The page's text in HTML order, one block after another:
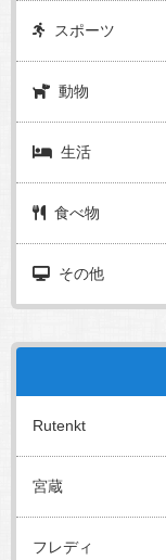
スポーツ
動物
生活
食べ物
その他
Rutenkt
宮蔵
フレディ